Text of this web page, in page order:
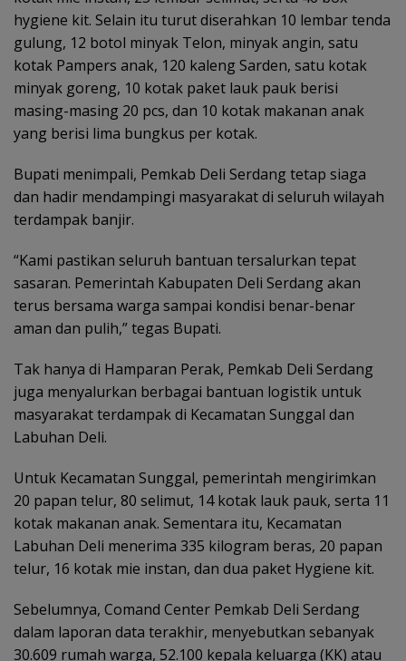
hygiene kit. Selain itu turut diserahkan 10 lembar tenda
gulung, 12 botol minyak Telon, minyak angin, satu
kotak Pampers anak, 120 kaleng Sarden, satu kotak
minyak goreng, 10 kotak paket lauk pauk berisi
masing-masing 20 pcs, dan 10 kotak makanan anak
yang berisi lima bungkus per kotak.
Bupati menimpali, Pemkab Deli Serdang tetap siaga
dan hadir mendampingi masyarakat di seluruh wilayah
terdampak banjir.
“Kami pastikan seluruh bantuan tersalurkan tepat
sasaran. Pemerintah Kabupaten Deli Serdang akan
terus bersama warga sampai kondisi benar-benar
aman dan pulih,” tegas Bupati.
Tak hanya di Hamparan Perak, Pemkab Deli Serdang
juga menyalurkan berbagai bantuan logistik untuk
masyarakat terdampak di Kecamatan Sunggal dan
Labuhan Deli.
Untuk Kecamatan Sunggal, pemerintah mengirimkan
20 papan telur, 80 selimut, 14 kotak lauk pauk, serta 11
kotak makanan anak. Sementara itu, Kecamatan
Labuhan Deli menerima 335 kilogram beras, 20 papan
telur, 16 kotak mie instan, dan dua paket Hygiene kit.
Sebelumnya, Comand Center Pemkab Deli Serdang
dalam laporan data terakhir, menyebutkan sebanyak
30.609 rumah warga, 52.100 kepala keluarga (KK) atau